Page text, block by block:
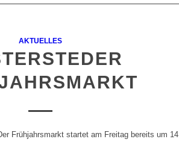
AKTUELLES
Frühjahrsmarkt startet am Freitag bereits um 14